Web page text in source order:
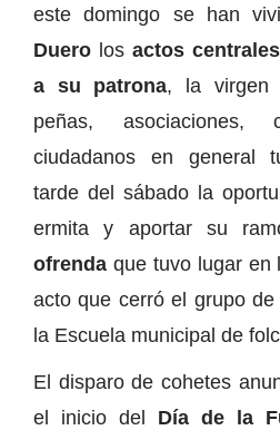
este domingo se han
Duero los actos
a su patrona, la virgen
peñas,
ciudadanos en general
tarde del sábado la
ermita y aportar su
ofrenda que tuvo lugar en
acto que cerró el grupo
la Escuela municipal de
El disparo de cohetes
el inicio del Día de la